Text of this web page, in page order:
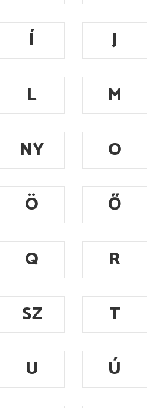
Í
J
L
M
NY
O
Ö
Ő
Q
R
SZ
T
U
Ú